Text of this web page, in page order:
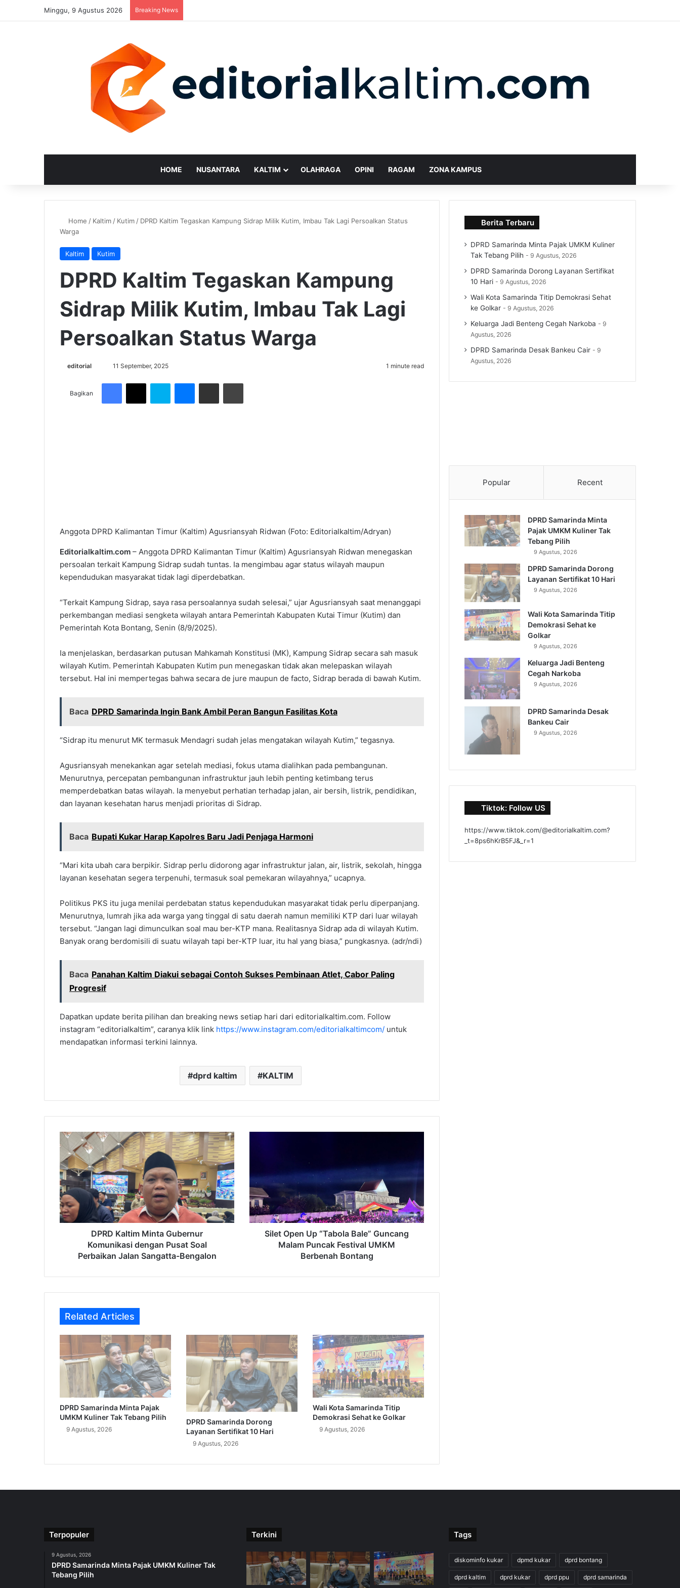
Minggu, 9 Agustus 2026 Breaking News
HOME NUSANTARA KALTIM OLAHRAGA OPINI RAGAM ZONA KAMPUS
Home / Kaltim / Kutim / DPRD Kaltim Tegaskan Kampung Sidrap Milik Kutim, Imbau Tak Lagi Persoalkan Status
Warga
Kaltim Kutim
DPRD Kaltim Tegaskan Kampung
Sidrap Milik Kutim, Imbau Tak Lagi
Persoalkan Status Warga
editorial
Send11 September, 2025 1 minute read
Bagikan
Facebook
X Skype Messenger
Share via Email Cetak
Anggota DPRD Kalimantan Timur (Kaltim) Agusriansyah Ridwan (Foto: Editorialkaltim/Adryan)
Editorialkaltim.com – Anggota DPRD Kalimantan Timur (Kaltim) Agusriansyah Ridwan menegaskan
persoalan terkait Kampung Sidrap sudah tuntas. Ia mengimbau agar status wilayah maupun
kependudukan masyarakat tidak lagi diperdebatkan.
“Terkait Kampung Sidrap, saya rasa persoalannya sudah selesai,” ujar Agusriansyah saat menanggapi
perkembangan mediasi sengketa wilayah antara Pemerintah Kabupaten Kutai Timur (Kutim) dan
Pemerintah Kota Bontang, Senin (8/9/2025).
Ia menjelaskan, berdasarkan putusan Mahkamah Konstitusi (MK), Kampung Sidrap secara sah masuk
wilayah Kutim. Pemerintah Kabupaten Kutim pun menegaskan tidak akan melepaskan wilayah
tersebut. Hal ini mempertegas bahwa secara de jure maupun de facto, Sidrap berada di bawah Kutim.
Baca DPRD Samarinda Ingin Bank Ambil Peran Bangun Fasilitas Kota
“Sidrap itu menurut MK termasuk Mendagri sudah jelas mengatakan wilayah Kutim,” tegasnya.
Agusriansyah menekankan agar setelah mediasi, fokus utama dialihkan pada pembangunan.
Menurutnya, percepatan pembangunan infrastruktur jauh lebih penting ketimbang terus
memperdebatkan batas wilayah. Ia menyebut perhatian terhadap jalan, air bersih, listrik, pendidikan,
dan layanan kesehatan harus menjadi prioritas di Sidrap.
Baca Bupati Kukar Harap Kapolres Baru Jadi Penjaga Harmoni
“Mari kita ubah cara berpikir. Sidrap perlu didorong agar infrastruktur jalan, air, listrik, sekolah, hingga
layanan kesehatan segera terpenuhi, termasuk soal pemekaran wilayahnya,” ucapnya.
Politikus PKS itu juga menilai perdebatan status kependudukan masyarakat tidak perlu diperpanjang.
Menurutnya, lumrah jika ada warga yang tinggal di satu daerah namun memiliki KTP dari luar wilayah
tersebut. “Jangan lagi dimunculkan soal mau ber-KTP mana. Realitasnya Sidrap ada di wilayah Kutim.
Banyak orang berdomisili di suatu wilayah tapi ber-KTP luar, itu hal yang biasa,” pungkasnya. (adr/ndi)
Baca Panahan Kaltim Diakui sebagai Contoh Sukses Pembinaan Atlet, Cabor Paling
Progresif
Dapatkan update berita pilihan dan breaking news setiap hari dari editorialkaltim.com. Follow
instagram “editorialkaltim”, caranya klik link https://www.instagram.com/editorialkaltimcom/ untuk
mendapatkan informasi terkini lainnya.
dprd kaltim KALTIM
DPRD
Kaltim
Minta
Gubernur
Komunikasi
dengan
Pusat
Soal
Perbaikan
Sangatta-
Bengalon
DPRD Kaltim Minta Gubernur
Komunikasi dengan Pusat Soal
Perbaikan Jalan Sangatta-Bengalon
Bale”
Guncang
Malam
Puncak
Festival
UMKM
Berbenah
Silet Open Up “Tabola Bale” Guncang
Malam Puncak Festival UMKM
Berbenah Bontang
Related Articles
DPRD Samarinda Minta Pajak
UMKM Kuliner Tak Tebang Pilih
9 Agustus, 2026
DPRD Samarinda Dorong
Layanan Sertifikat 10 Hari
9 Agustus, 2026
Wali Kota Samarinda Titip
Demokrasi Sehat ke Golkar
9 Agustus, 2026
Berita Terbaru
DPRD Samarinda Minta Pajak UMKM Kuliner
Tak Tebang Pilih
9 Agustus, 2026
DPRD Samarinda Dorong Layanan Sertifikat
10 Hari
9 Agustus, 2026
Wali Kota Samarinda Titip Demokrasi Sehat
ke Golkar
9 Agustus, 2026
Keluarga Jadi Benteng Cegah Narkoba
9
Agustus, 2026
DPRD Samarinda Desak Bankeu Cair
9
Agustus, 2026
Popular Recent
DPRD Samarinda Minta
Pajak UMKM Kuliner Tak
Tebang Pilih
9 Agustus, 2026
DPRD Samarinda Dorong
Layanan Sertifikat 10 Hari
9 Agustus, 2026
Wali Kota Samarinda Titip
Demokrasi Sehat ke
Golkar
9 Agustus, 2026
Keluarga Jadi Benteng
Cegah Narkoba
9 Agustus, 2026
DPRD Samarinda Desak
Bankeu Cair
9 Agustus, 2026
Tiktok: Follow US
https://www.tiktok.com/@editorialkaltim.com?
_t=8ps6hKrB5FJ&_r=1
Terpopuler
9 Agustus, 2026
DPRD Samarinda Minta Pajak UMKM Kuliner Tak
Tebang Pilih
Terkini Tags
diskominfo kukar dpmd kukar dprd bontang
dprd kaltim dprd kukar dprd ppu dprd samarinda